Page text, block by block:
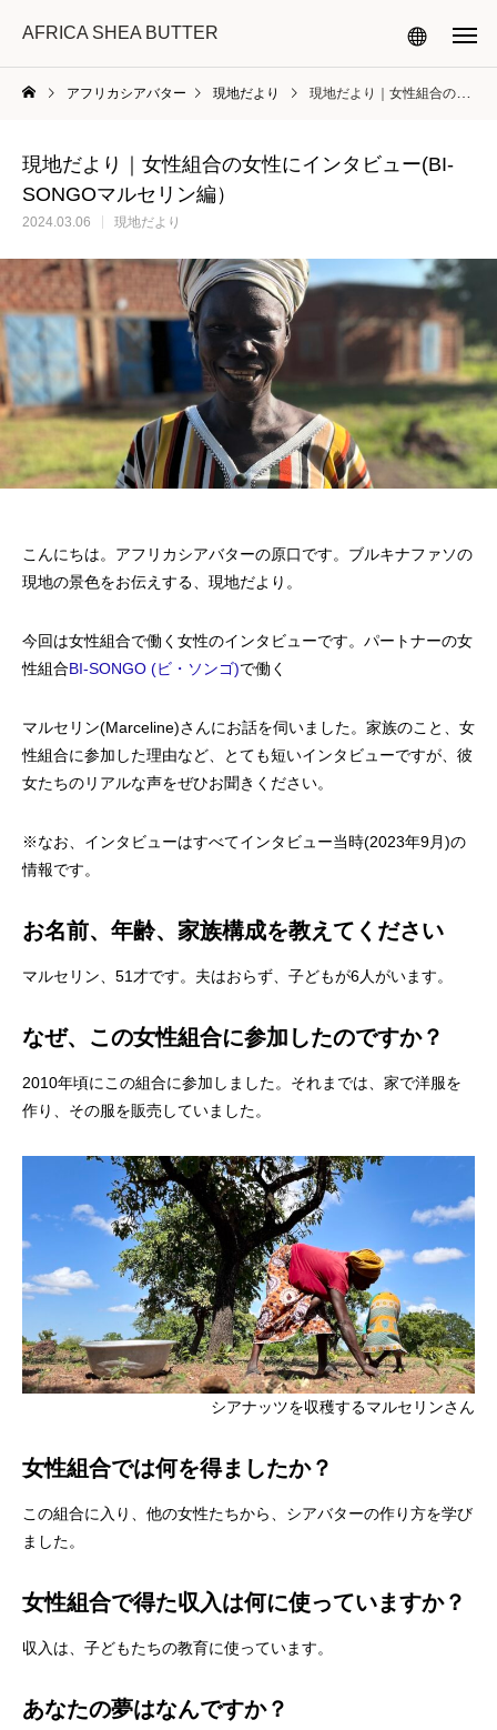
AFRICA SHEA BUTTER
アフリカシアバター 現地だより 現地だより｜女性組合の女性にインタビュー(BI-SONGOマルセリン編）
現地だより｜女性組合の女性にインタビュー(BI-
SONGOマルセリン編）
2024.03.06 現地だより
こんにちは。アフリカシアバターの原口です。ブルキナファソの
現地の景色をお伝えする、現地だより。
今回は女性組合で働く女性のインタビューです。パートナーの女
性組合BI-SONGO (ビ・ソンゴ)で働く
マルセリン(Marceline)さんにお話を伺いました。家族のこと、女
性組合に参加した理由など、とても短いインタビューですが、彼
女たちのリアルな声をぜひお聞きください。
※なお、インタビューはすべてインタビュー当時(2023年9月)の
情報です。
お名前、年齢、家族構成を教えてください
マルセリン、51才です。夫はおらず、子どもが6人がいます。
なぜ、この女性組合に参加したのですか？
2010年頃にこの組合に参加しました。それまでは、家で洋服を
作り、その服を販売していました。
シアナッツを収穫するマルセリンさん
女性組合では何を得ましたか？
この組合に入り、他の女性たちから、シアバターの作り方を学び
ました。
女性組合で得た収入は何に使っていますか？
収入は、子どもたちの教育に使っています。
あなたの夢はなんですか？